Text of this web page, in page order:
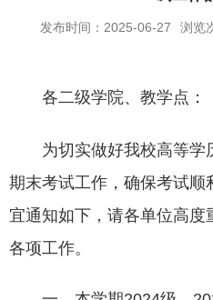
发布时间：2025-06-27 浏览
各二级学院、教学点：
为切实做好我校高等学
期末考试工作，确保考试顺
宜通知如下，请各单位高度
各项工作。